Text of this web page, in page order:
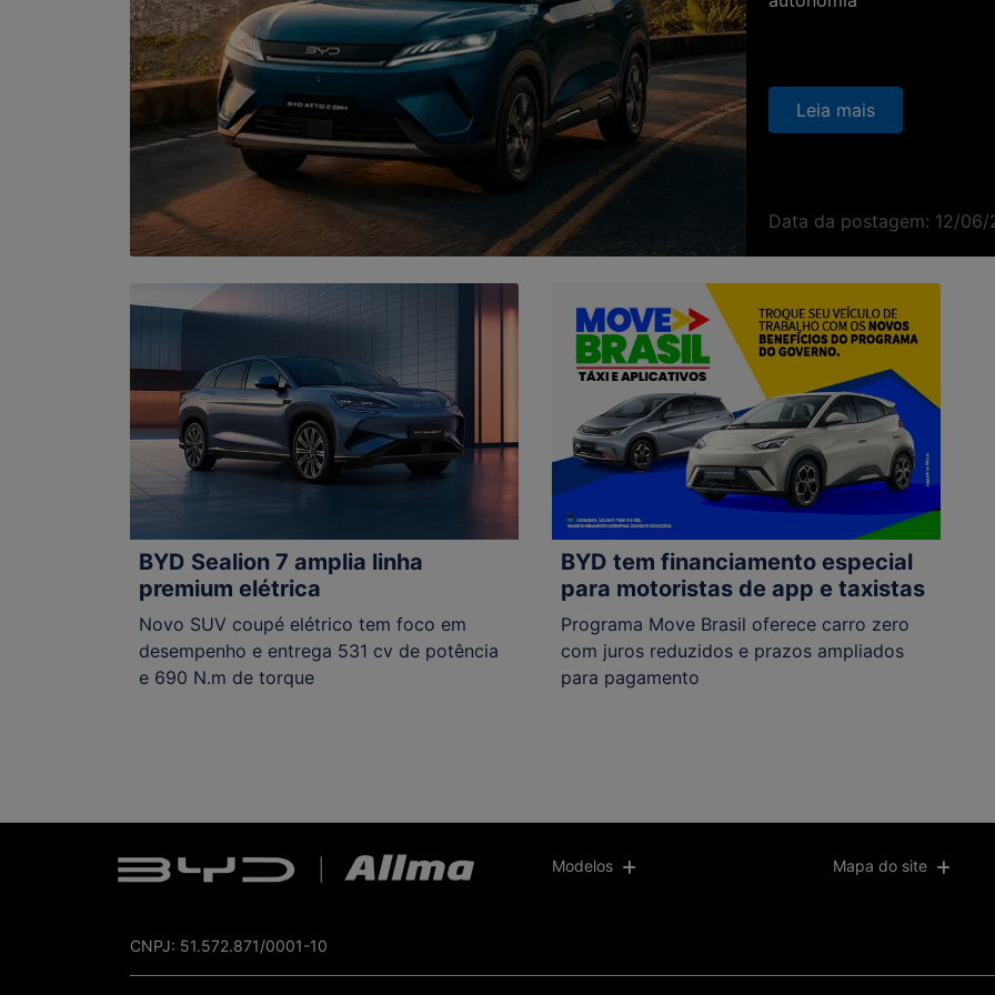
Leia mais
Data da postagem: 12/06/
BYD Sealion 7 amplia linha
premium elétrica
Novo SUV coupé elétrico tem foco em
desempenho e entrega 531 cv de potência
e 690 N.m de torque
BYD tem financiamento especial
para motoristas de app e taxistas
Programa Move Brasil oferece carro zero
com juros reduzidos e prazos ampliados
para pagamento
Modelos Mapa do site
CNPJ: 51.572.871/0001-10